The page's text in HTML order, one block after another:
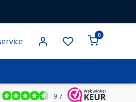
0
VERZENDING VANAF € 100 BINNEN
9.7